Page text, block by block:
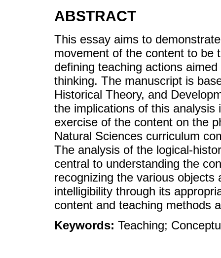
ABSTRACT
This essay aims to
movement of the content to be
defining teaching actions
thinking. The manuscript is
Historical Theory, and
the implications of this
exercise of the content on the
Natural Sciences curriculum
The analysis of the logical-
central to understanding the
recognizing the various objects
intelligibility through its
content and teaching methods
Keywords: Teaching;